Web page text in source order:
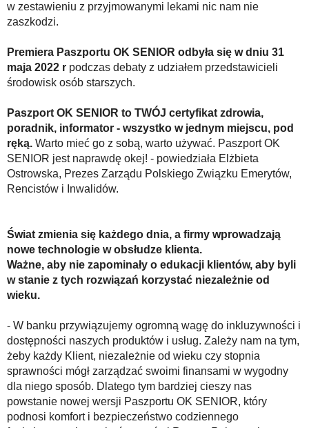
w zestawieniu z przyjmowanymi lekami nic nam nie
zaszkodzi.
Premiera Paszportu OK SENIOR odbyła się w dniu 31
maja 2022 r podczas debaty z udziałem przedstawicieli
środowisk osób starszych.
Paszport OK SENIOR to TWÓJ certyfikat zdrowia,
poradnik, informator - wszystko w jednym miejscu, pod
ręką. Warto mieć go z sobą, warto używać. Paszport OK
SENIOR jest naprawdę okej! - powiedziała Elżbieta
Ostrowska, Prezes Zarządu Polskiego Związku Emerytów,
Rencistów i Inwalidów.
Świat zmienia się każdego dnia, a firmy wprowadzają
nowe technologie w obsłudze klienta.
Ważne, aby nie zapominały o edukacji klientów, aby byli
w stanie z tych rozwiązań korzystać niezależnie od
wieku.
- W banku przywiązujemy ogromną wagę do inkluzywności i
dostępności naszych produktów i usług. Zależy nam na tym,
żeby każdy Klient, niezależnie od wieku czy stopnia
sprawności mógł zarządzać swoimi finansami w wygodny
dla niego sposób. Dlatego tym bardziej cieszy nas
powstanie nowej wersji Paszportu OK SENIOR, który
podnosi komfort i bezpieczeństwo codziennego